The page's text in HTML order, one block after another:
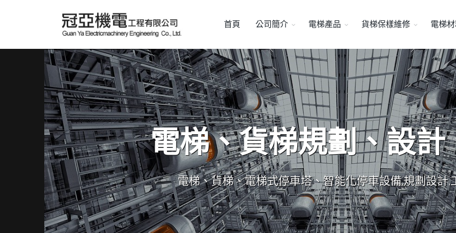
首頁 公司簡介 電梯產品 貨梯保樣維修 電梯
電梯、貨梯規劃、設計
電梯、貨梯、電梯式停車塔、智能化停車設備,規劃設計,